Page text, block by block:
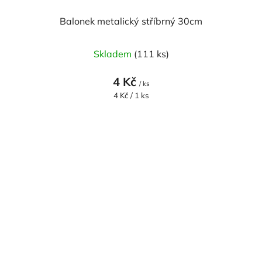
Balonek metalický stříbrný 30cm
Skladem (111 ks)
4 Kč / ks
Měrná
4 Kč / 1 ks